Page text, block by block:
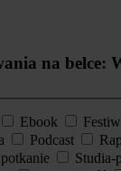
na belce:
Ebook
Podcast
Studia-